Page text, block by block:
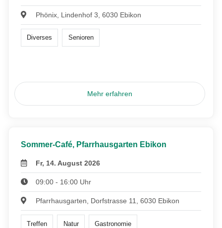
Phönix, Lindenhof 3, 6030 Ebikon
Diverses Senioren
Mehr erfahren
Sommer-Café, Pfarrhausgarten Ebikon
Fr, 14. August 2026
09:00 - 16:00 Uhr
Pfarrhausgarten, Dorfstrasse 11, 6030 Ebikon
Treffen Natur Gastronomie